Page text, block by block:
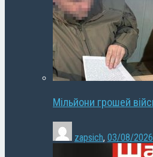
Мільйони грошей
zapsich, 03/08/2026